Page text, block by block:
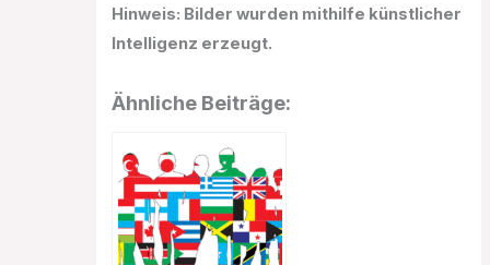
Hinweis: Bilder wurden mithilfe künstlicher
Intelligenz erzeugt.
Ähnliche Beiträge: